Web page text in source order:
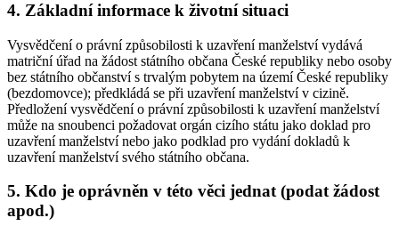
4. Základní informace k životní situaci
Vysvědčení o právní způsobilosti k uzavření manželství vydává
matriční úřad na žádost státního občana České republiky nebo osoby
bez státního občanství s trvalým pobytem na území České republiky
(bezdomovce); předkládá se při uzavření manželství v cizině.
Předložení vysvědčení o právní způsobilosti k uzavření manželství
může na snoubenci požadovat orgán cizího státu jako doklad pro
uzavření manželství nebo jako podklad pro vydání dokladů k
uzavření manželství svého státního občana.
5. Kdo je oprávněn v této věci jednat (podat žádost
apod.)